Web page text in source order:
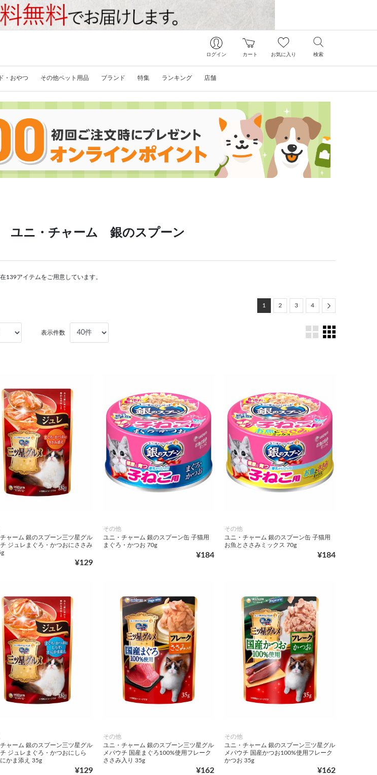
ログイン カート お気に入り 検索
・おやつ その他ペット用品 ブランド 特集 ランキング 店舗
ユニ・チャーム 銀のスプーン
139アイテムをご用意しています。
1 2 3 4 Next
表示件数
ャーム 銀のスプーン三ツ星グル
チ ジュレまぐろ・かつおにささみ
¥129
その他
ユニ・チャーム 銀のスプーン缶 子猫用
まぐろ・かつお 70g
¥184
その他
ユニ・チャーム 銀のスプーン缶 子猫用
お魚とささみミックス 70g
¥184
ャーム 銀のスプーン三ツ星グル
ジュレまぐろ・かつおにしら
かま添え 35g
¥129
その他
ユニ・チャーム 銀のスプーン三ツ星グル
メパウチ 国産まぐろ100%使用フレーク
ささみ入り 35g
¥162
その他
ユニ・チャーム 銀のスプーン三ツ星グル
メパウチ 国産かつお100%使用フレーク
かつお 35g
¥162